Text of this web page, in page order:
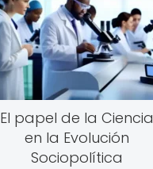
El papel de la Ciencia
en la Evolución
Sociopolítica